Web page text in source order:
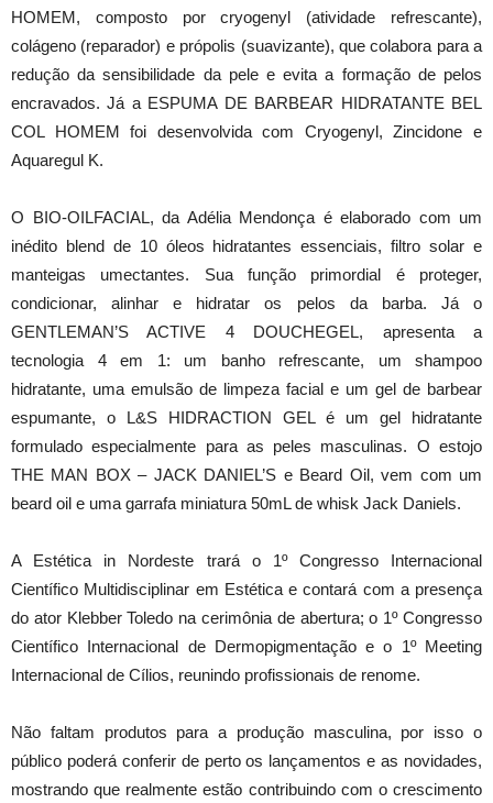
HOMEM, composto por cryogenyl (atividade refrescante),
colágeno (reparador) e própolis (suavizante), que colabora para a
redução da sensibilidade da pele e evita a formação de pelos
encravados. Já a ESPUMA DE BARBEAR HIDRATANTE BEL
COL HOMEM foi desenvolvida com Cryogenyl, Zincidone e
Aquaregul K.
O BIO-OILFACIAL, da Adélia Mendonça é elaborado com um
inédito blend de 10 óleos hidratantes essenciais, filtro solar e
manteigas umectantes. Sua função primordial é proteger,
condicionar, alinhar e hidratar os pelos da barba. Já o
GENTLEMAN’S ACTIVE 4 DOUCHEGEL, apresenta a
tecnologia 4 em 1: um banho refrescante, um shampoo
hidratante, uma emulsão de limpeza facial e um gel de barbear
espumante, o L&S HIDRACTION GEL é um gel hidratante
formulado especialmente para as peles masculinas. O estojo
THE MAN BOX – JACK DANIEL’S e Beard Oil, vem com um
beard oil e uma garrafa miniatura 50mL de whisk Jack Daniels.
A Estética in Nordeste trará o 1º Congresso Internacional
Científico Multidisciplinar em Estética e contará com a presença
do ator Klebber Toledo na cerimônia de abertura; o 1º Congresso
Científico Internacional de Dermopigmentação e o 1º Meeting
Internacional de Cílios, reunindo profissionais de renome.
Não faltam produtos para a produção masculina, por isso o
público poderá conferir de perto os lançamentos e as novidades,
mostrando que realmente estão contribuindo com o crescimento